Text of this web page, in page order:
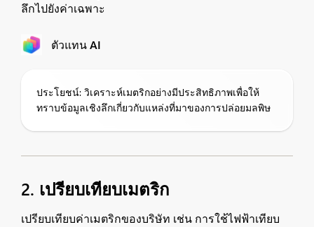
ลึกไปยังค่าเฉพาะ
ตัวแทน AI
ประโยชน์: วิเคราะห์เมตริกอย่างมีประสิทธิภาพเพื่อให้
ทราบข้อมูลเชิงลึกเกี่ยวกับแหล่งที่มาของการปล่อยมลพิษ
2. เปรียบเทียบเมตริก
เปรียบเทียบค่าเมตริกของบริษัท เช่น การใช้ไฟฟ้าเทียบ